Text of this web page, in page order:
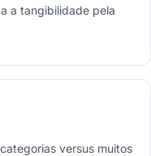
a tangibilidade pela
versus muitos